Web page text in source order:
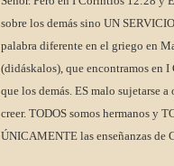
sobre los demás sino UN
palabra diferente en el griego en
(didáskalos), que encontramos en
que los demás. ES malo sujetarse
creer. TODOS somos hermanos y
ÚNICAMENTE las enseñanzas de